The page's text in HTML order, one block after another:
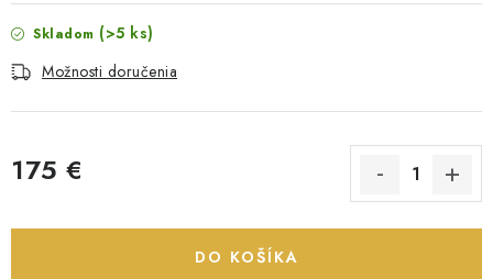
Skladom (>5 ks)
Možnosti doručenia
175 €
DO KOŠÍKA